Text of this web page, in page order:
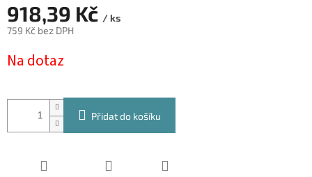
918,39 Kč / ks
759 Kč bez DPH
cena:
Na dotaz
Přidat do košíku